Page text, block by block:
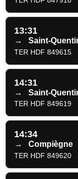
13:31
→ Saint-
TER HDF 849615
14:31
→ Saint-
TER HDF 849619
14:34
→ Compiègne
TER HDF 849620